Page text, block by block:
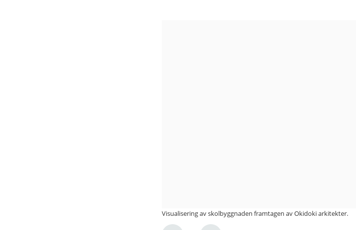
Visualisering av skolbyggnaden framtagen av Okidoki arkitekter.